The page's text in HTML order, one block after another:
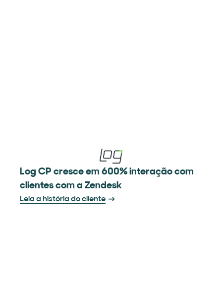
Log CP cresce em 600% interação com
clientes com a Zendesk
Leia a história do cliente